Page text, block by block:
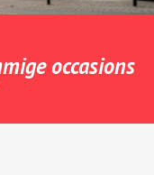
occasions